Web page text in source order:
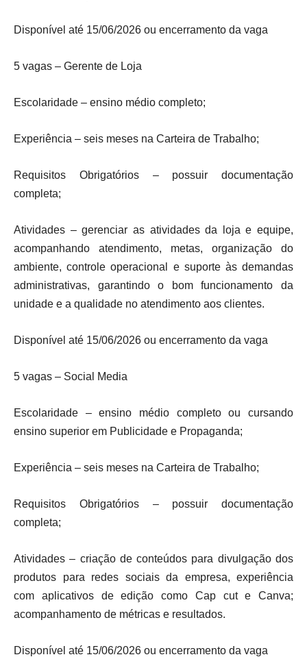
Disponível até 15/06/2026 ou encerramento da vaga
5 vagas – Gerente de Loja
Escolaridade – ensino médio completo;
Experiência – seis meses na Carteira de Trabalho;
Requisitos Obrigatórios – possuir documentação
completa;
Atividades – gerenciar as atividades da loja e equipe,
acompanhando atendimento, metas, organização do
ambiente, controle operacional e suporte às demandas
administrativas, garantindo o bom funcionamento da
unidade e a qualidade no atendimento aos clientes.
Disponível até 15/06/2026 ou encerramento da vaga
5 vagas – Social Media
Escolaridade – ensino médio completo ou cursando
ensino superior em Publicidade e Propaganda;
Experiência – seis meses na Carteira de Trabalho;
Requisitos Obrigatórios – possuir documentação
completa;
Atividades – criação de conteúdos para divulgação dos
produtos para redes sociais da empresa, experiência
com aplicativos de edição como Cap cut e Canva;
acompanhamento de métricas e resultados.
Disponível até 15/06/2026 ou encerramento da vaga